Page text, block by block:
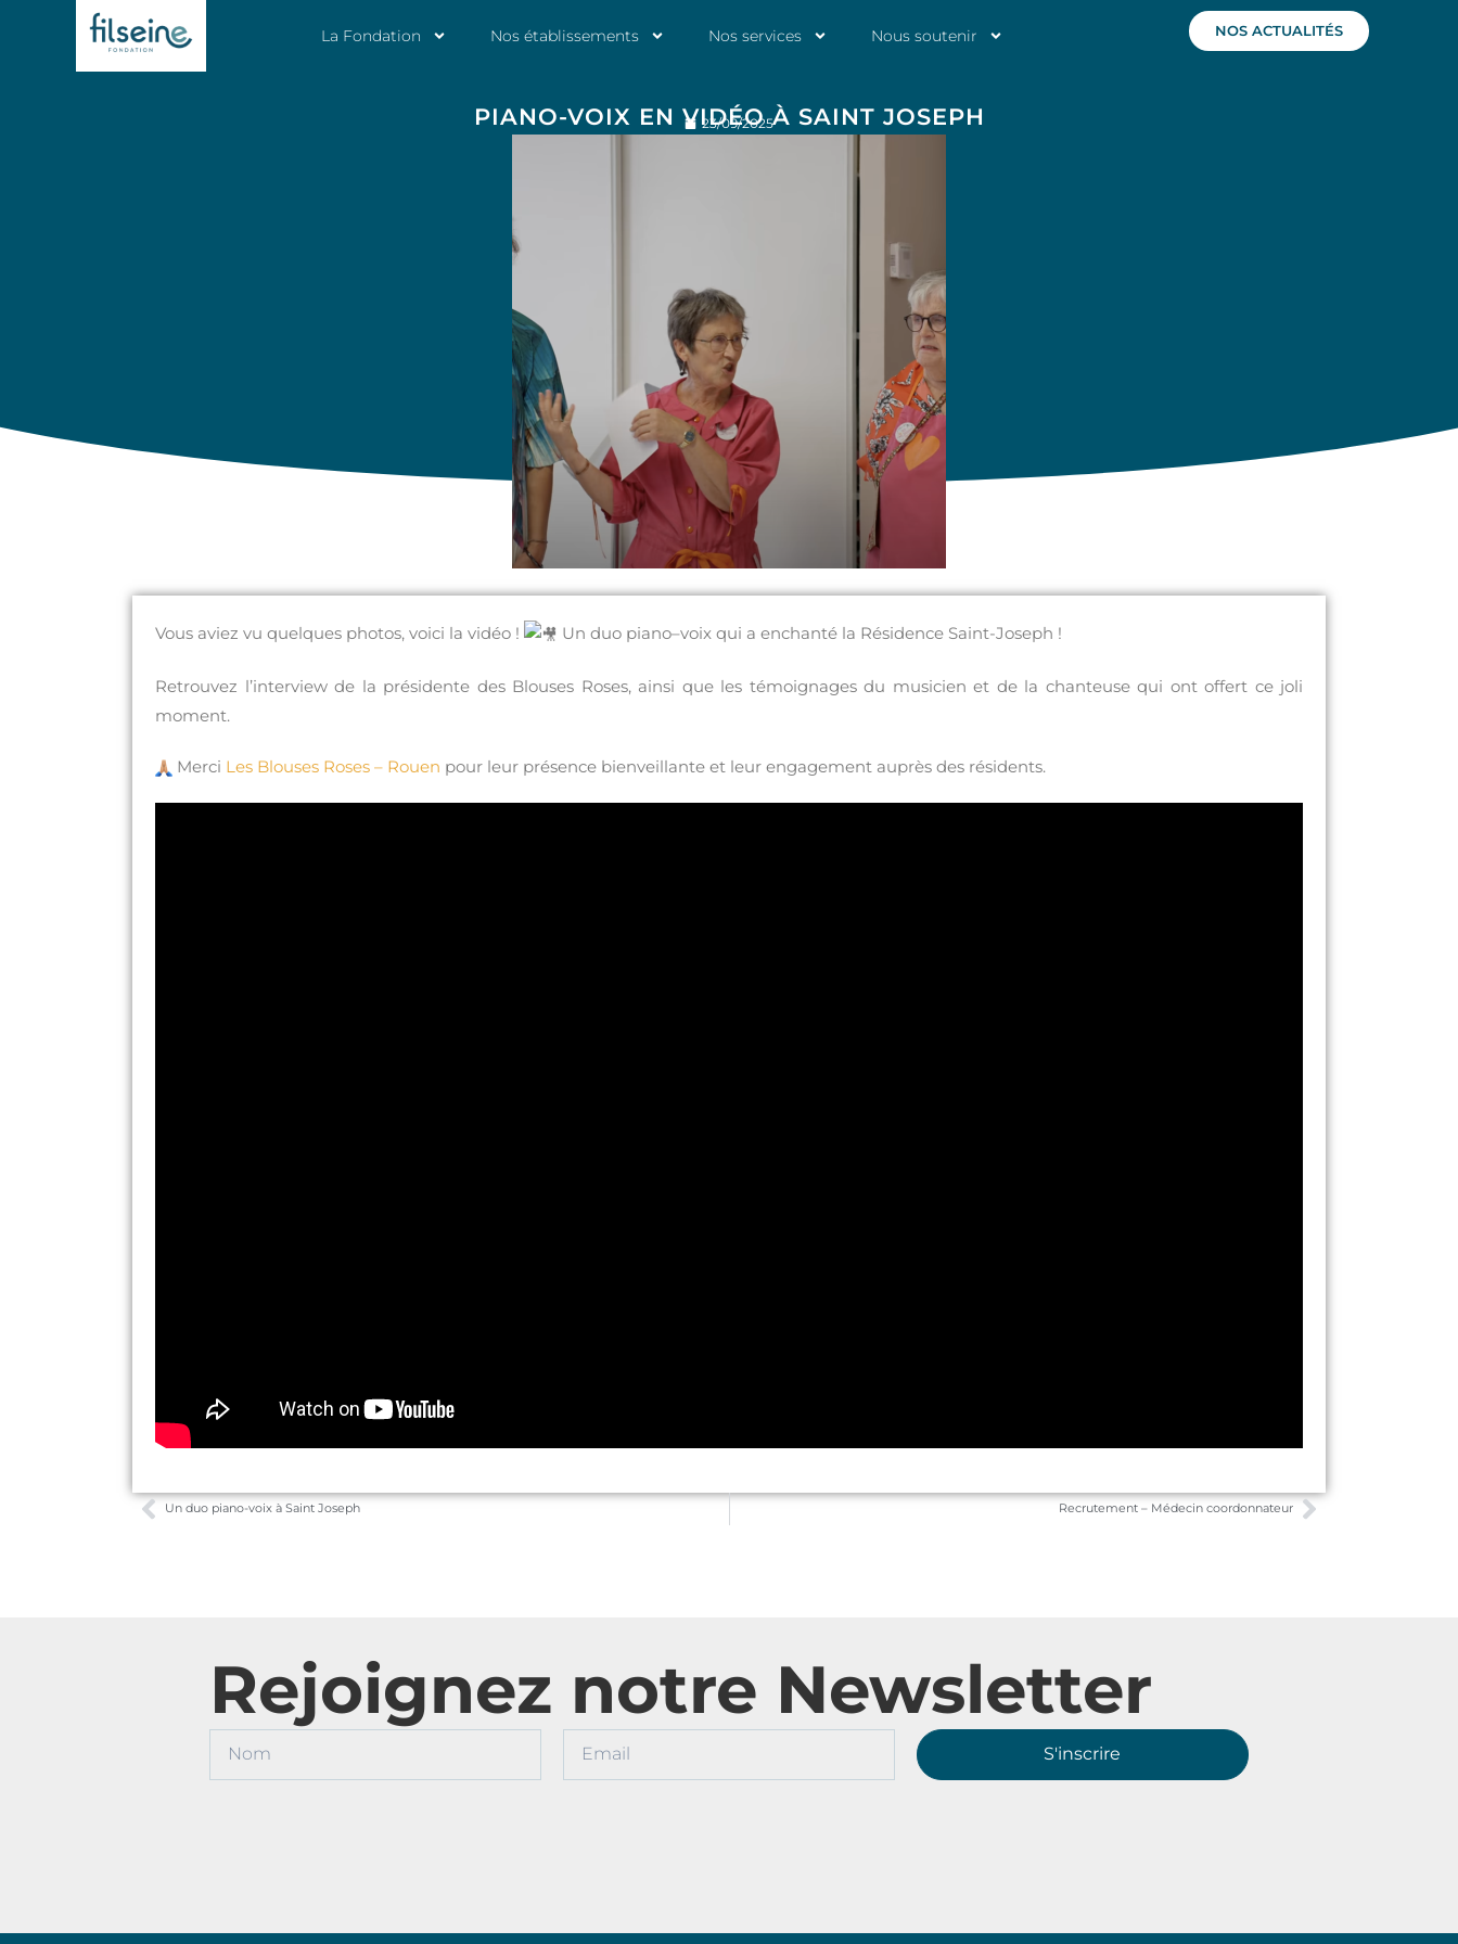
La Fondation Nos établissements Nos services Nous soutenir NOS ACTUALITÉS
PIANO-VOIX EN VIDÉO À SAINT JOSEPH
23/09/2025
Vous aviez vu quelques photos, voici la vidéo ! Un duo piano–voix qui a enchanté la Résidence Saint-Joseph !
Retrouvez l’interview de la présidente des Blouses Roses, ainsi que les témoignages du musicien et de la chanteuse qui ont offert ce joli
moment.
Merci Les Blouses Roses – Rouen pour leur présence bienveillante et leur engagement auprès des résidents.
Un duo piano-voix à Saint Joseph Recrutement – Médecin coordonnateur
Rejoignez notre Newsletter
S'inscrire